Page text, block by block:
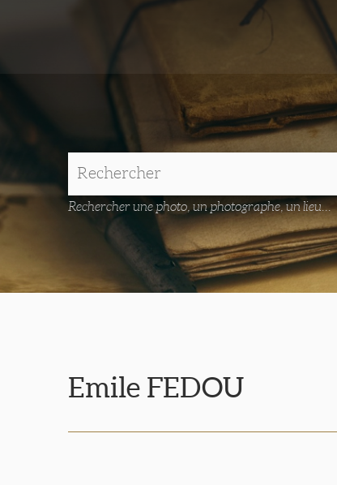
Rechercher une photo, un photographe, un lieu...
Emile FEDOU